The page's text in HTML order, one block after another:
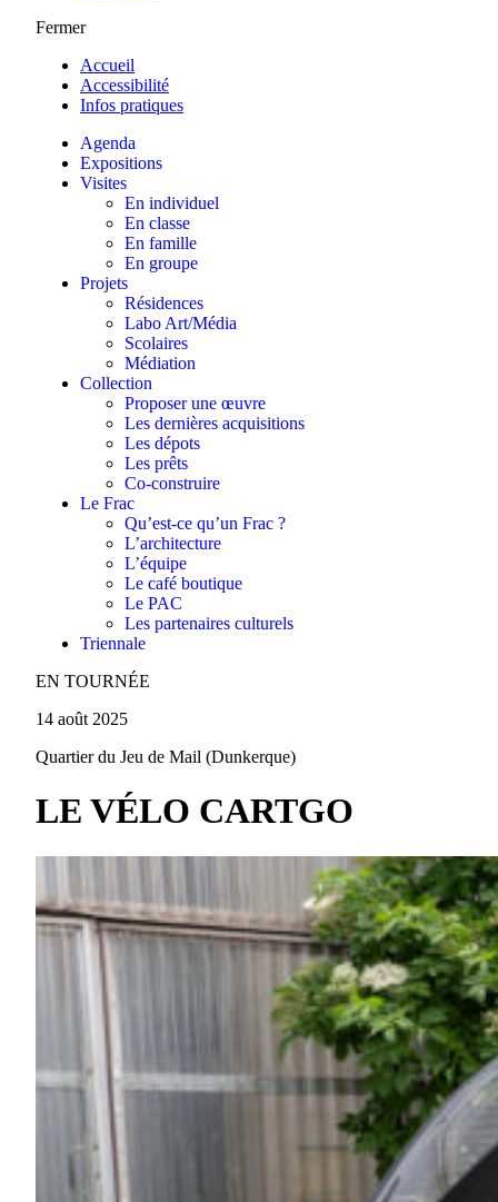
Fermer
Accueil
Accessibilité
Infos pratiques
Agenda
Expositions
Visites
En individuel
En classe
En famille
En groupe
Projets
Résidences
Labo Art/Média
Scolaires
Médiation
Collection
Proposer une œuvre
Les dernières acquisitions
Les dépots
Les prêts
Co-construire
Le Frac
Qu’est-ce qu’un Frac ?
L’architecture
L’équipe
Le café boutique
Le PAC
Les partenaires culturels
Triennale
EN TOURNÉE
14 août 2025
Quartier du Jeu de Mail (Dunkerque)
LE VÉLO CARTGO